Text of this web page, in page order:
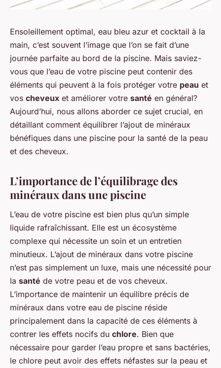
Ensoleillement optimal, eau bleu azur et cocktail à la
main, c’est souvent l’image que l’on se fait d’une
journée parfaite au bord de la piscine. Mais saviez-
vous que l’eau de votre piscine peut contenir des
éléments qui peuvent à la fois protéger votre peau et
vos cheveux et améliorer votre santé en général?
Aujourd’hui, nous allons aborder ce sujet crucial, en
détaillant comment équilibrer l’ajout de minéraux
bénéfiques dans une piscine pour la santé de la peau
et des cheveux.
L’importance de l’équilibrage des
minéraux dans une piscine
L’eau de votre piscine est bien plus qu’un simple
liquide rafraîchissant. Elle est un écosystème
complexe qui nécessite un soin et un entretien
minutieux. L’ajout de minéraux dans votre piscine
n’est pas simplement un luxe, mais une nécessité pour
la santé de votre peau et de vos cheveux.
L’importance de maintenir un équilibre précis de
minéraux dans votre eau de piscine réside
principalement dans la capacité de ces éléments à
contrer les effets nocifs du chlore. Bien que
nécessaire pour garder l’eau propre et sans bactéries,
le chlore peut avoir des effets néfastes sur la peau et